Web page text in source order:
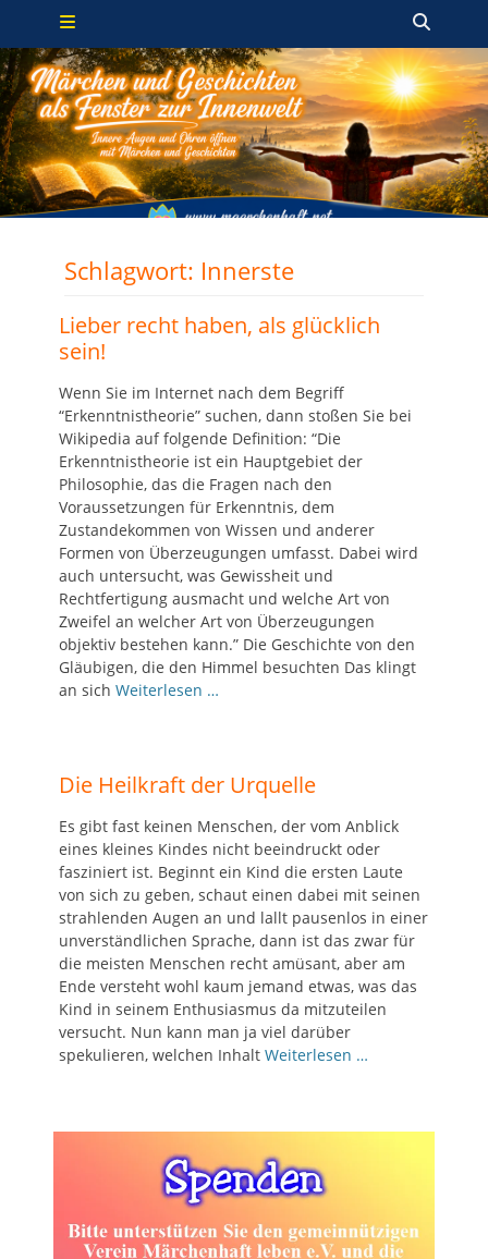
Zum
springen
Primäres Menü
Schlagwort: Innerste
Lieber recht haben, als glücklich
sein!
Wenn Sie im Internet nach dem Begriff
“Erkenntnistheorie” suchen, dann stoßen Sie bei
Wikipedia auf folgende Definition: “Die
Erkenntnistheorie ist ein Hauptgebiet der
Philosophie, das die Fragen nach den
Voraussetzungen für Erkenntnis, dem
Zustandekommen von Wissen und anderer
Formen von Überzeugungen umfasst. Dabei wird
auch untersucht, was Gewissheit und
Rechtfertigung ausmacht und welche Art von
Zweifel an welcher Art von Überzeugungen
objektiv bestehen kann.” Die Geschichte von den
Gläubigen, die den Himmel besuchten Das klingt
an sich Weiterlesen …
Die Heilkraft der Urquelle
Es gibt fast keinen Menschen, der vom Anblick
eines kleines Kindes nicht beeindruckt oder
fasziniert ist. Beginnt ein Kind die ersten Laute
von sich zu geben, schaut einen dabei mit seinen
strahlenden Augen an und lallt pausenlos in einer
unverständlichen Sprache, dann ist das zwar für
die meisten Menschen recht amüsant, aber am
Ende versteht wohl kaum jemand etwas, was das
Kind in seinem Enthusiasmus da mitzuteilen
versucht. Nun kann man ja viel darüber
spekulieren, welchen Inhalt Weiterlesen …